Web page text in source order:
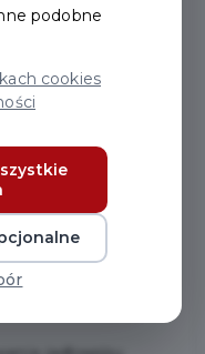
zdrowo odżywiać
Spotkania
2023 r.w godz.
Centrum
- w
podobne
cookies